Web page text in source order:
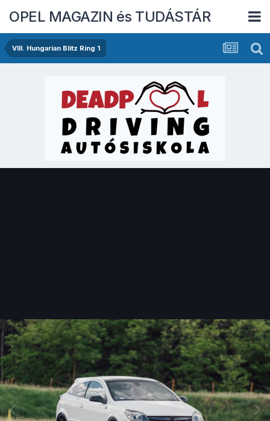
OPEL MAGAZIN és TUDÁSTÁR
VIII. Hungarian Blitz Ring 1